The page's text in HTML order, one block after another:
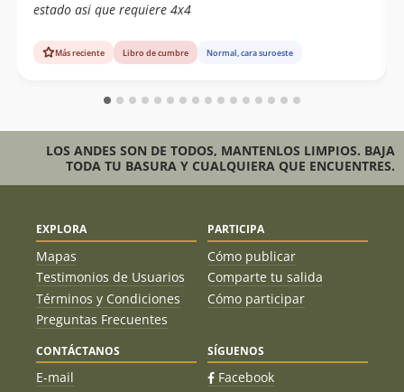
estado asi que requiere 4x4
Más reciente Libro de cumbre Normal, cara suroeste
LOS ANDES SON DE TODOS, MANTENLOS LIMPIOS. BAJA
TODA TU BASURA Y CUALQUIERA QUE ENCUENTRES.
EXPLORA
Mapas
Testimonios de Usuarios
Términos y Condiciones
Preguntas Frecuentes
PARTICIPA
Cómo publicar
Comparte tu salida
Cómo participar
CONTÁCTANOS
E-mail
SÍGUENOS
Facebook